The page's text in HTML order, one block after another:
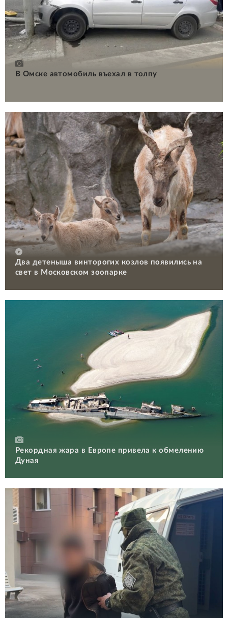
В Омске автомобиль въехал в толпу
Два детеныша винторогих козлов появились на
свет в Московском зоопарке
Рекордная жара в Европе привела к обмелению
Дуная